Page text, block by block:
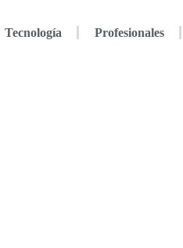
Tecnología Profesionales